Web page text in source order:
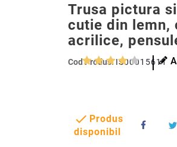
Trusa pictura
cutie din lemn,
acrilice,
Cod Produs:IS00015611
 Produs
disponibil